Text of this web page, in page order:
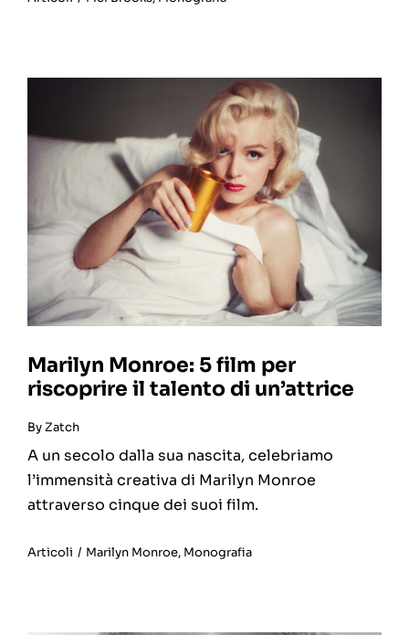
Marilyn Monroe: 5 film per
riscoprire il talento di un’attrice
ByZatch
A un secolo dalla sua nascita, celebriamo
l’immensità creativa di Marilyn Monroe
attraverso cinque dei suoi film.
Articoli / Marilyn Monroe, Monografia